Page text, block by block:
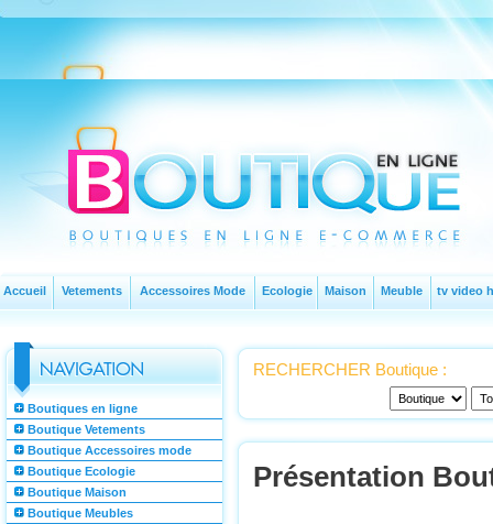
Accueil Vetements Accessoires Mode Ecologie Maison Meuble tv video
Boutiques en ligne
Boutique Vetements
Boutique Accessoires mode
Boutique Ecologie
Boutique Maison
Boutique Meubles
RECHERCHER Boutique :
Présentation